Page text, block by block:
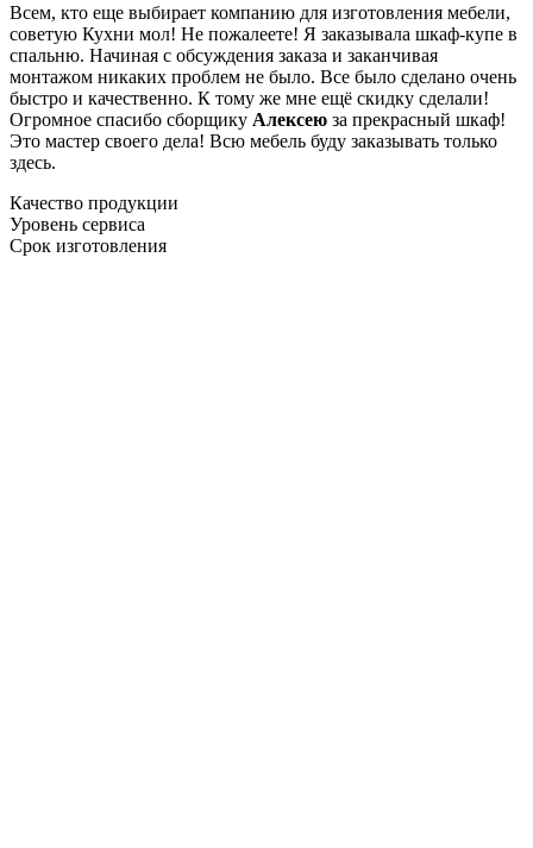
Всем, кто еще выбирает компанию для изготовления мебели,
советую Кухни мол! Не пожалеете! Я заказывала шкаф-купе в
спальню. Начиная с обсуждения заказа и заканчивая
монтажом никаких проблем не было. Все было сделано очень
быстро и качественно. К тому же мне ещё скидку сделали!
Огромное спасибо сборщику Алексею за прекрасный шкаф!
Это мастер своего дела! Всю мебель буду заказывать только
здесь.
Качество продукции
Уровень сервиса
Срок изготовления